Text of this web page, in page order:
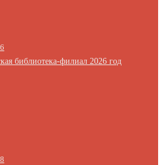
библиотека-филиал 2026 год